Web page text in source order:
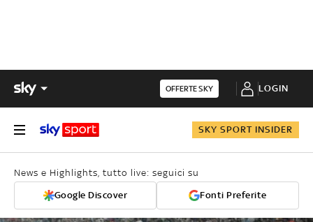
OFFERTE SKY LOGIN
SKY SPORT INSIDER
News e Highlights, tutto live: seguici su
Google Discover Fonti Preferite